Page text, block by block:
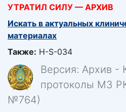
УТРАТИЛ СИЛУ — АРХИВ
Искать в актуальных
материалах
Также: H-S-034
Версия: Архив -
протоколы МЗ
№764)